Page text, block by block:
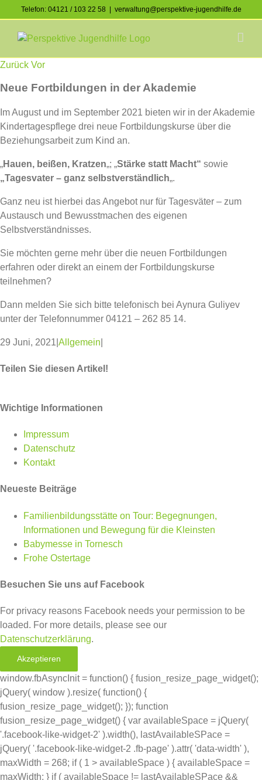
to
content
Telefon: 04121 / 103 22 58
verwaltung@perspektive-jugendhilfe.de
Facebook
Instagram
Zurück Vor
Neue Fortbildungen in der Akademie
Im August und im September 2021 bieten wir in der Akademie
Kindertagespflege drei neue Fortbildungskurse über die
Beziehungsarbeit zum Kind an.
„Hauen, beißen, Kratzen„; „Stärke statt Macht“ sowie
„Tagesvater – ganz selbstverständlich„.
Ganz neu ist hierbei das Angebot nur für Tagesväter – zum
Austausch und Bewusstmachen des eigenen
Selbstverständnisses.
Sie möchten gerne mehr über die neuen Fortbildungen
erfahren oder direkt an einem der Fortbildungskurse
teilnehmen?
Dann melden Sie sich bitte telefonisch bei Aynura Guliyev
unter der Telefonnummer 04121 – 262 85 14.
29 Juni, 2021 Allgemein
Teilen Sie diesen Artikel!
Wichtige Informationen
Impressum
Datenschutz
Kontakt
Neueste Beiträge
Familienbildungsstätte on Tour: Begegnungen,
Informationen und Bewegung für die Kleinsten
Babymesse in Tornesch
Frohe Ostertage
Besuchen Sie uns auf Facebook
For privacy reasons Facebook needs your permission to be
loaded. For more details, please see our
Datenschutzerklärung.
Akzeptieren
window.fbAsyncInit = function() { fusion_resize_page_widget();
jQuery( window ).resize( function() {
fusion_resize_page_widget(); }); function
fusion_resize_page_widget() { var availableSpace = jQuery(
'.facebook-like-widget-2' ).width(), lastAvailableSPace =
jQuery( '.facebook-like-widget-2 .fb-page' ).attr( 'data-width' ),
maxWidth = 268; if ( 1 > availableSpace ) { availableSpace =
maxWidth; } if ( availableSpace != lastAvailableSPace &&